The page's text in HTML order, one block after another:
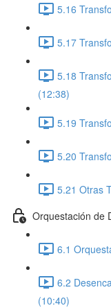
5.16
5.17
5.18
(12:38)
5.19
5.20
5.21 Otras
Orquestación de
6.1
6.2
(10:40)